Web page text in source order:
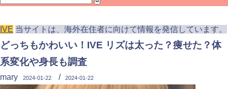
IVE 当サイトは、海外在住者に向けて情報を発信しています。
どっちもかわいい！IVE リズは太った？痩せた？体
系変化や身長も調査
mary 2024-01-22 / 2024-01-22